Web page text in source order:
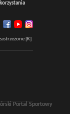
[K]
Portal Sportowy